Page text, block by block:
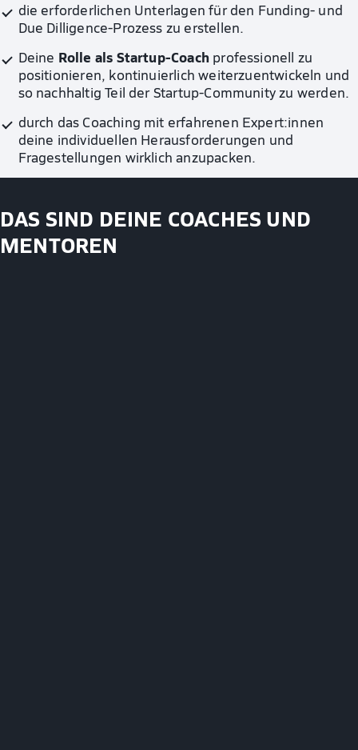
die erforderlichen Unterlagen für den Funding- und
Due Dilligence-Prozess zu erstellen.
Deine Rolle als Startup-Coachprofessionell zu
positionieren, kontinuierlich weiterzuentwickeln und
so nachhaltig Teil der Startup-Community zu werden.
durch das Coaching mit erfahrenen Expert:innen
deine individuellen Herausforderungen und
Fragestellungen wirklich anzupacken.
DAS SIND DEINE COACHES UND
MENTOREN